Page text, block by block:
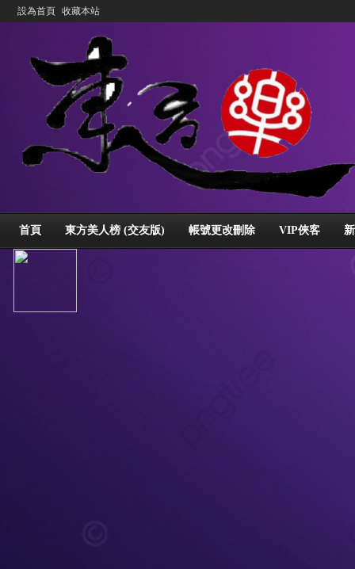
設為首頁 收藏本站
首頁 東方美人榜 (交友版) 帳號更改刪除 VIP俠客